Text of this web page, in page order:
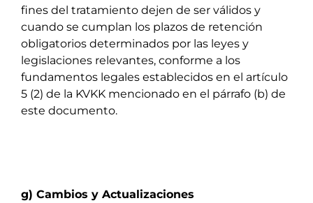
fines del tratamiento dejen de ser válidos y
cuando se cumplan los plazos de retención
obligatorios determinados por las leyes y
legislaciones relevantes, conforme a los
fundamentos legales establecidos en el artículo
5 (2) de la KVKK mencionado en el párrafo (b) de
este documento.
g) Cambios y Actualizaciones